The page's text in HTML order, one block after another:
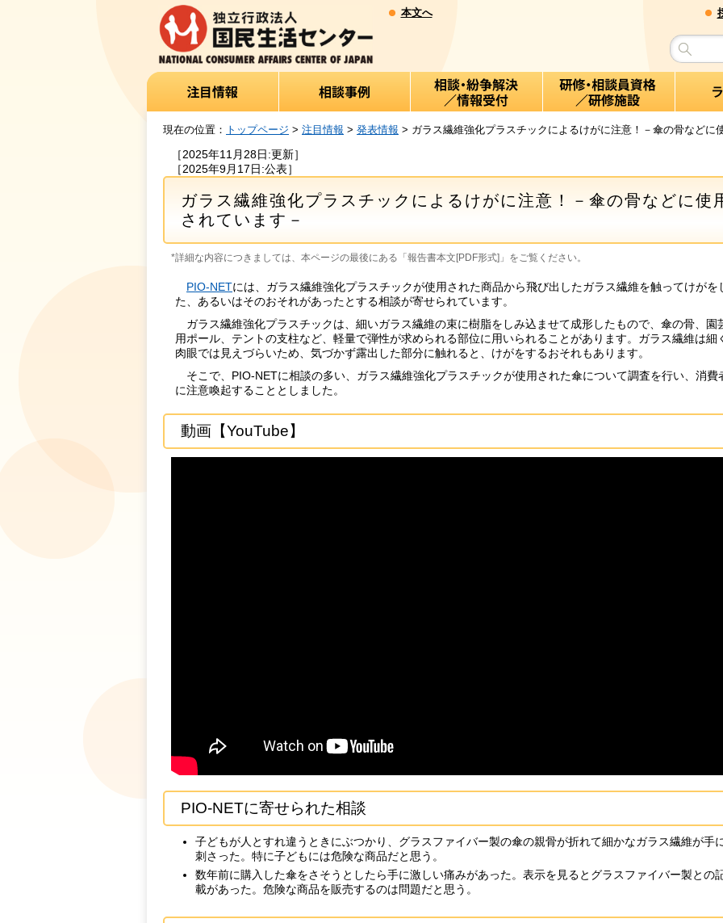
本文へ
現在の位置： トップページ > 注目情報 > 発表情報 > ガラス繊維強化プラスチックによるけがに注意！－傘の骨などに
［2025年11月28日:更新］
［2025年9月17日:公表］
ガラス繊維強化プラスチックによるけがに注意！－傘の骨などに使
されています－
*詳細な内容につきましては、本ページの最後にある「報告書本文[PDF形式]」をご覧ください。
PIO-NETには、ガラス繊維強化プラスチックが使用された商品から飛び出したガラス繊維を触ってけがを
た、あるいはそのおそれがあったとする相談が寄せられています。
ガラス繊維強化プラスチックは、細いガラス繊維の束に樹脂をしみ込ませて成形したもので、傘の骨、園
用ポール、テントの支柱など、軽量で弾性が求められる部位に用いられることがあります。ガラス繊維は細
肉眼では見えづらいため、気づかず露出した部分に触れると、けがをするおそれもあります。
そこで、PIO-NETに相談の多い、ガラス繊維強化プラスチックが使用された傘について調査を行い、消費
に注意喚起することとしました。
動画【YouTube】
PIO-NETに寄せられた相談
子どもが人とすれ違うときにぶつかり、グラスファイバー製の傘の親骨が折れて細かなガラス繊維が手
刺さった。特に子どもには危険な商品だと思う。
数年前に購入した傘をさそうとしたら手に激しい痛みがあった。表示を見るとグラスファイバー製との
載があった。危険な商品を販売するのは問題だと思う。